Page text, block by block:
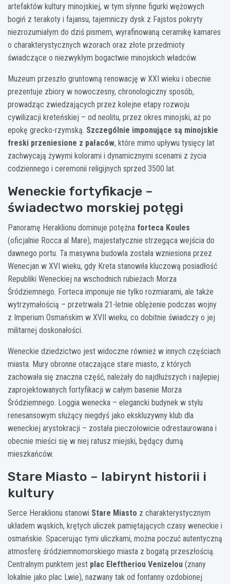
artefaktów kultury minojskiej, w tym słynne figurki wężowych
bogiń z terakoty i fajansu, tajemniczy dysk z Fajstos pokryty
niezrozumiałym do dziś pismem, wyrafinowaną ceramikę kamares
o charakterystycznych wzorach oraz złote przedmioty
świadczące o niezwykłym bogactwie minojskich władców.
Muzeum przeszło gruntowną renowację w XXI wieku i obecnie
prezentuje zbiory w nowoczesny, chronologiczny sposób,
prowadząc zwiedzających przez kolejne etapy rozwoju
cywilizacji kreteńskiej – od neolitu, przez okres minojski, aż po
epokę grecko-rzymską. Szczególnie imponujące są minojskie
freski przeniesione z pałaców, które mimo upływu tysięcy lat
zachwycają żywymi kolorami i dynamicznymi scenami z życia
codziennego i ceremonii religijnych sprzed 3500 lat.
Weneckie fortyfikacje –
świadectwo morskiej potęgi
Panoramę Heraklionu dominuje potężna forteca Koules
(oficjalnie Rocca al Mare), majestatycznie strzegąca wejścia do
dawnego portu. Ta masywna budowla została wzniesiona przez
Wenecjan w XVI wieku, gdy Kreta stanowiła kluczową posiadłość
Republiki Weneckiej na wschodnich rubieżach Morza
Śródziemnego. Forteca imponuje nie tylko rozmiarami, ale także
wytrzymałością – przetrwała 21-letnie oblężenie podczas wojny
z Imperium Osmańskim w XVII wieku, co dobitnie świadczy o jej
militarnej doskonałości.
Weneckie dziedzictwo jest widoczne również w innych częściach
miasta. Mury obronne otaczające stare miasto, z których
zachowała się znaczna część, należały do najdłuższych i najlepiej
zaprojektowanych fortyfikacji w całym basenie Morza
Śródziemnego. Loggia wenecka – elegancki budynek w stylu
renesansowym służący niegdyś jako ekskluzywny klub dla
weneckiej arystokracji – została pieczołowicie odrestaurowana i
obecnie mieści się w niej ratusz miejski, będący dumą
mieszkańców.
Stare Miasto – labirynt historii i
kultury
Serce Heraklionu stanowi Stare Miasto z charakterystycznym
układem wąskich, krętych uliczek pamiętających czasy weneckie i
osmańskie. Spacerując tymi uliczkami, można poczuć autentyczną
atmosferę śródziemnomorskiego miasta z bogatą przeszłością.
Centralnym punktem jest plac Eleftheriou Venizelou (znany
lokalnie jako plac Lwie), nazwany tak od fontanny ozdobionej